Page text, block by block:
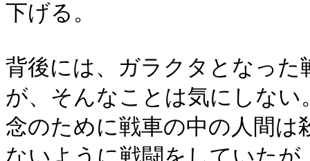
下げる。
背後には、ガラクタとなっ
が、そんなことは気にしない
念のために戦車の中の人間